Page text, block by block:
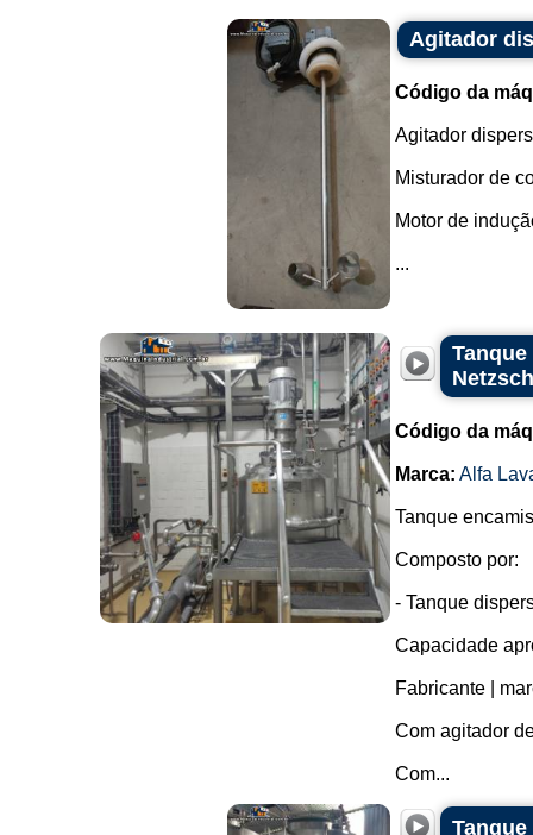
Agitador
Código da
Agitador
Misturador de
Motor de
...
Código da
Marca: Alfa
Tanque
Composto por:
- Tanque
Capacidade
Fabricante |
Com agitador
Com...